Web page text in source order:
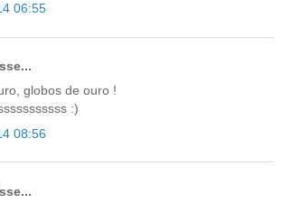
06:55
globos de ouro !
:)
08:56